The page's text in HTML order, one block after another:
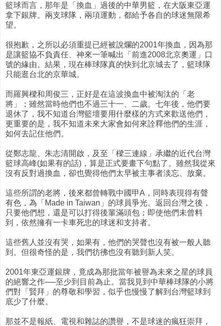
籃球而言，那年是「換血」過後的中華男籃，在大阪東亞運
拿下銀牌。兩支球隊，兩項運動，都給予各自的球迷無限希
望。
很抱歉，之所以必須重提已經被說爛的2001年換血，因為那
是讓籃協不負責任、神來一筆喊出「前進2008北京奧運」口
號的緣由。結果，現在棒球隊真的快到北京城去了，籃球隊
只能逛台北的京華城。
而羅興樑和周俊三，正好是在這波換血中被淘汰的「老
將」；雖然當時他們也不過三十一、二歲。七年後，他們要
退休了，我不知道台灣籃壇要用什麼樣的方式來歡送他們，
更重要的是，我不知道未來大家會如何來詮釋他們的生涯，
如何去記住他們。
從鄭志龍、朱志清開啟，及至「樑三連線」承繼的近代台灣
籃球高峰(如果有的話)，算是正式要畫下句點了。雖然我從來
沒有反對過換血，卻也覺得他們太早被主事者淡忘、放棄。
這些所謂的老將，後來都曾轉戰中國甲A，同時表現得有聲
有色，為「Made in Taiwan」的球員爭光。返回台灣之後，
只要他們想，還是可以打得後輩滿頭包；即使他們未曾料
到，依然擁有一卡車死忠的球迷和支持者。
這些舊人並沒有哭，如果有，他們的哭聲也沒有被一般人聽
到。但很奇怪的是，我們彷彿也沒有聽到新人笑。
2001年東亞運銀牌，竟成為那批當年被譽為未來之星的球員
的絕響之作──至少到目前為止。當我見到中華棒球隊的小將
們對「賢拜」的尊敬和學習，似乎也慢慢了解到台灣籃球到
底少了什麼。
那並不是報紙、電視和雜誌的讚譽，不是球迷的瘋狂崇拜，